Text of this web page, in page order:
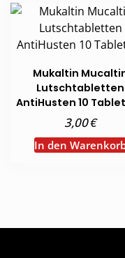
Mukaltin
Lutschtabletten
AntiHusten 10
3,00€
In den